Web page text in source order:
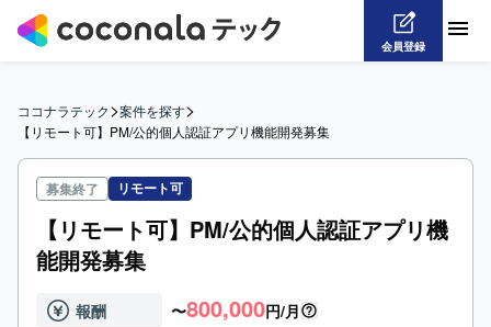
会員登録
ココナラテック>案件を探す>
【リモート可】PM/公的個人認証アプリ機能開発募集
募集終了 リモート可
【リモート可】PM/公的個人認証アプリ機
能開発募集
報酬 〜800,000円/月